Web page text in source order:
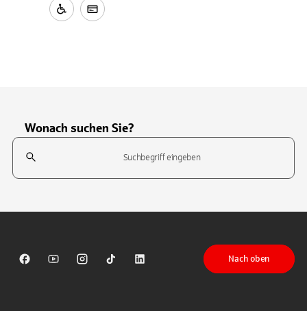
Wonach suchen Sie?
Suchfeld
Sparkasse auf Facebook
Sparkasse auf Youtube
Sparkasse auf Instagram
Sparkasse auf TikTok
Sparkasse auf LinkedIn
Nach oben